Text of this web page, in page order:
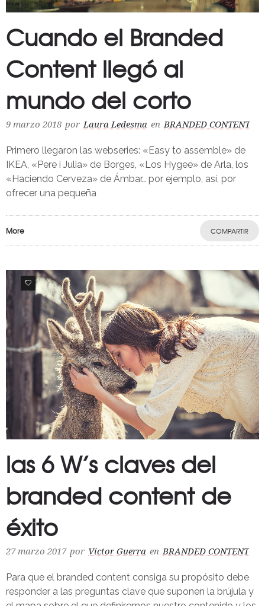
Cuando el Branded
Content llegó al
mundo del corto
9 marzo 2018 por Laura Ledesma en BRANDED CONTENT
Primero llegaron las webseries: «Easy to assemble» de
IKEA, «Pere i Julia» de Borges, «Los Hygee» de Arla, los
«Haciendo Cerveza» de Ámbar… por ejemplo, así, por
ofrecer una pequeña
More COMPARTIR
0
las 6 W’s claves del
branded content de
éxito
27 marzo 2017 por Víctor Guerra en BRANDED CONTENT
Para que el branded content consiga su propósito debe
responder a las preguntas clave que suponen la brújula y